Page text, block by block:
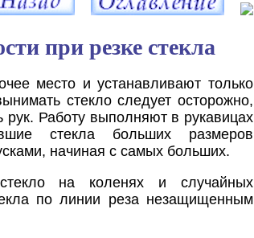
при резке стекла
место и устанавливают только
стекло следует осторожно,
рук. Работу выполняют в рукавицах
стекла больших размеров
начиная с самых больших.
стекло на коленях и случайных
по линии реза незащищенным